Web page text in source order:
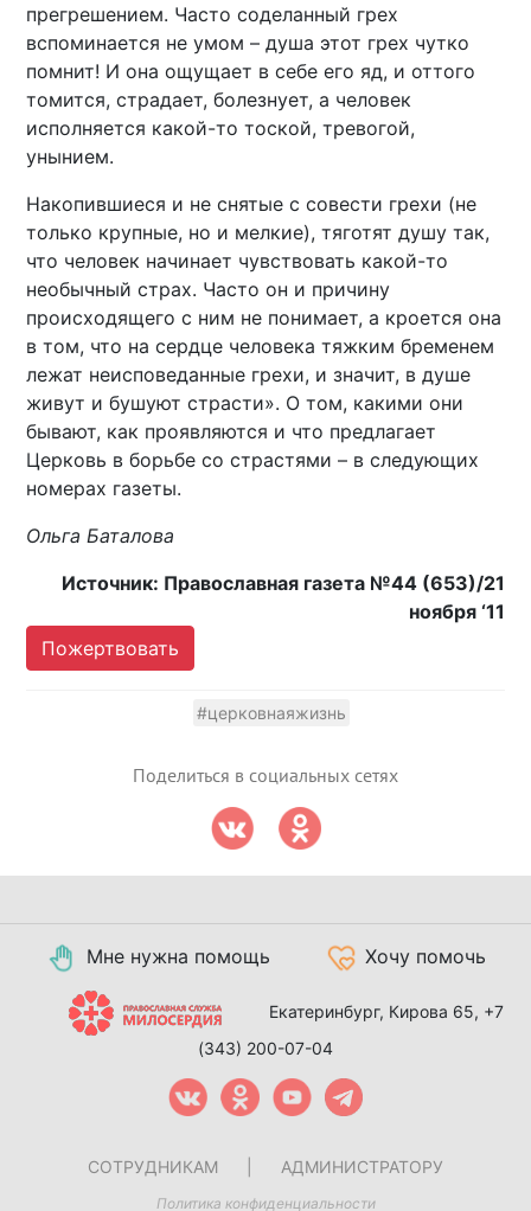
прегрешением. Часто соделанный грех
вспоминается не умом – душа этот грех чутко
помнит! И она ощущает в себе его яд, и оттого
томится, страдает, болезнует, а человек
исполняется какой-то тоской, тревогой,
унынием.
Накопившиеся и не снятые с совести грехи (не
только крупные, но и мелкие), тяготят душу так,
что человек начинает чувствовать какой-то
необычный страх. Часто он и причину
происходящего с ним не понимает, а кроется она
в том, что на сердце человека тяжким бременем
лежат неисповеданные грехи, и значит, в душе
живут и бушуют страсти». О том, какими они
бывают, как проявляются и что предлагает
Церковь в борьбе со страстями – в следующих
номерах газеты.
Ольга Баталова
Источник: Православная газета №44 (653)/21
ноября ‘11
Пожертвовать
#церковнаяжизнь
Поделиться в социальных сетях
Мне нужна помощь Хочу помочь
Екатеринбург, Кирова 65, +7
(343) 200-07-04
СОТРУДНИКАМ АДМИНИСТРАТОРУ
Политика конфиденциальности